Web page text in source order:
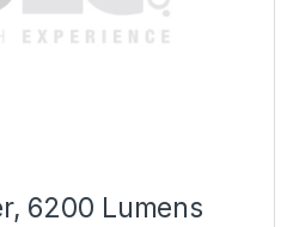
6200 Lumens